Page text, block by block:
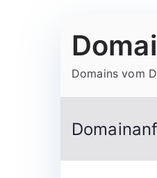
Inhalt
Domains vom